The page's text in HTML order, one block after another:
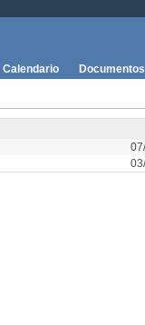
Calendario Documentos